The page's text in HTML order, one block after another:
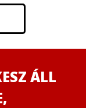
ÁLL